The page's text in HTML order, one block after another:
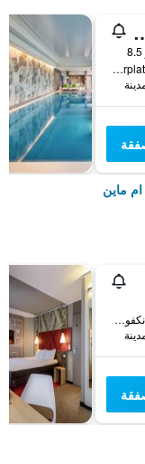
هوف
Am Kaiserplatz, Bethmannstraße 33, فرانكفورت ام ماين, هسه, ألمانيا
ماين
Gutleutstraße 173, فرانكفورت ام ماين, هسه, ألمانيا